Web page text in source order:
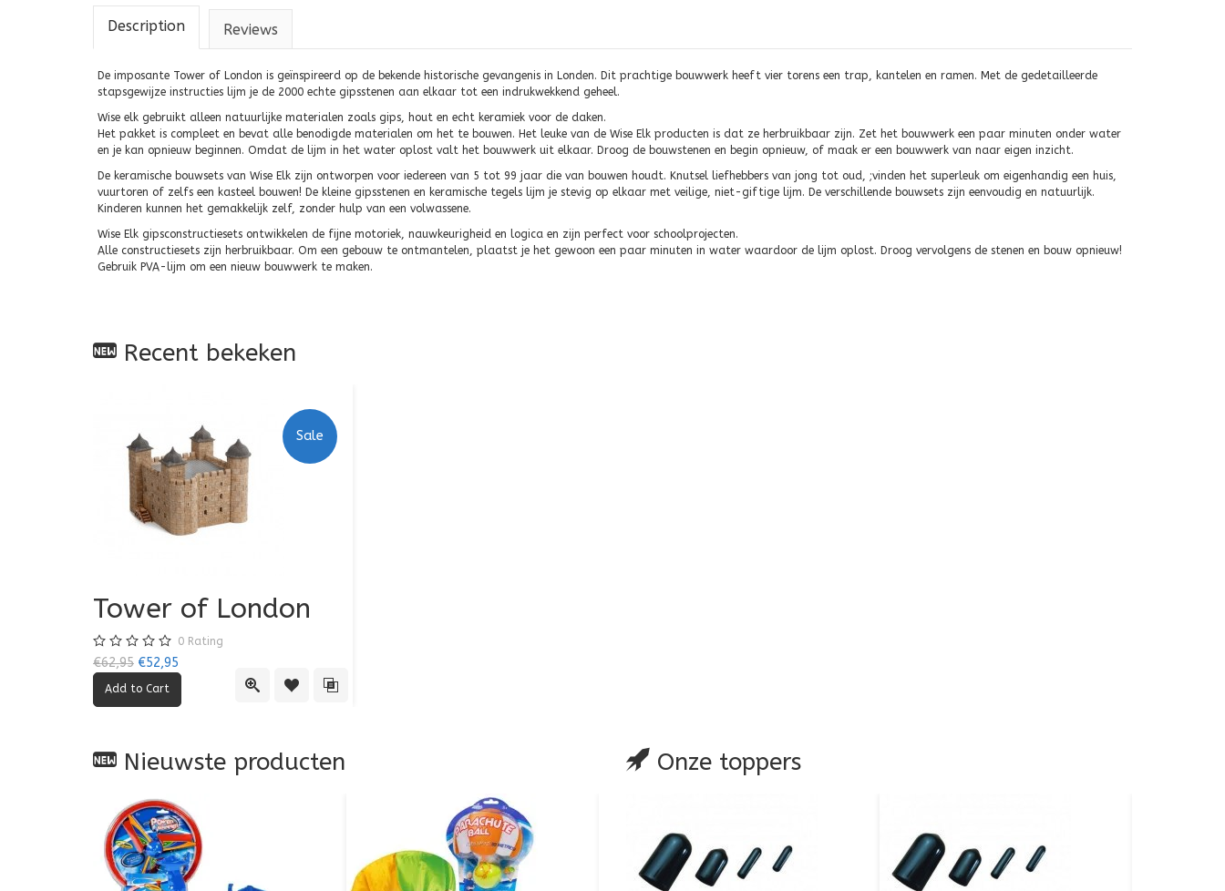
Description Reviews
De imposante Tower of London is geïnspireerd op de bekende historische gevangenis in Londen. Dit prachtige bouwwerk heeft vier torens een trap, kantelen en ramen. Met de gedetailleerde
stapsgewijze instructies lijm je de 2000 echte gipsstenen aan elkaar tot een indrukwekkend geheel.
Wise elk gebruikt alleen natuurlijke materialen zoals gips, hout en echt keramiek voor de daken.
Het pakket is compleet en bevat alle benodigde materialen om het te bouwen. Het leuke van de Wise Elk producten is dat ze herbruikbaar zijn. Zet het bouwwerk een paar minuten onder water
en je kan opnieuw beginnen. Omdat de lijm in het water oplost valt het bouwwerk uit elkaar. Droog de bouwstenen en begin opnieuw, of maak er een bouwwerk van naar eigen inzicht.
De keramische bouwsets van Wise Elk zijn ontworpen voor iedereen van 5 tot 99 jaar die van bouwen houdt. Knutsel liefhebbers van jong tot oud, ;vinden het superleuk om eigenhandig een huis,
vuurtoren of zelfs een kasteel bouwen! De kleine gipsstenen en keramische tegels lijm je stevig op elkaar met veilige, niet-giftige lijm. De verschillende bouwsets zijn eenvoudig en natuurlijk.
Kinderen kunnen het gemakkelijk zelf, zonder hulp van een volwassene.
Wise Elk gipsconstructiesets ontwikkelen de fijne motoriek, nauwkeurigheid en logica en zijn perfect voor schoolprojecten.
Alle constructiesets zijn herbruikbaar. Om een gebouw te ontmantelen, plaatst je het gewoon een paar minuten in water waardoor de lijm oplost. Droog vervolgens de stenen en bouw opnieuw!
Gebruik PVA-lijm om een nieuw bouwwerk te maken.
Recent bekeken
Sale
Quick ViewAdd to WishlistAdd to Compare
Tower of London
0 Rating
€62,95 €52,95
Nieuwste producten Onze toppers